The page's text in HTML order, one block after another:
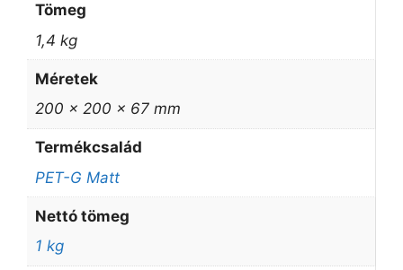
Tömeg
1,4 kg
Méretek
200 × 200 × 67 mm
Termékcsalád
PET-G Matt
Nettó tömeg
1 kg